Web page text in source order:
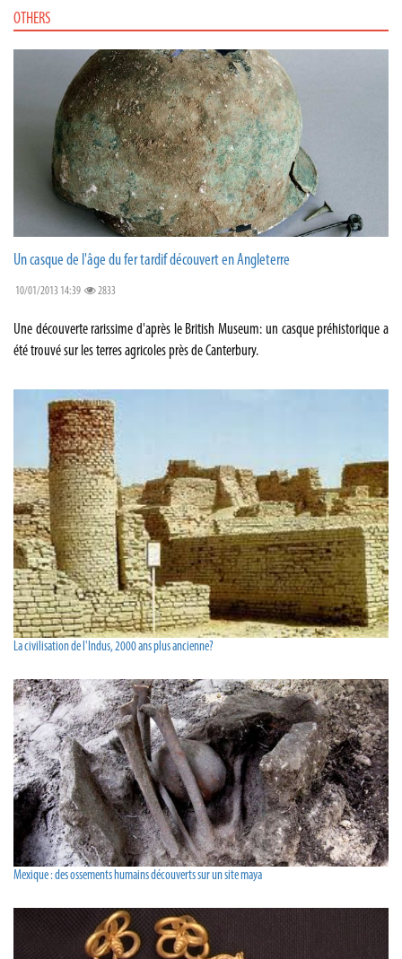
OTHERS
Un casque de l'âge du fer tardif découvert en Angleterre
10/01/2013 14:39 2833
Une découverte rarissime d'après le British Museum: un casque préhistorique a
été trouvé sur les terres agricoles près de Canterbury.
La civilisation de l'Indus, 2000 ans plus ancienne?
Mexique : des ossements humains découverts sur un site maya